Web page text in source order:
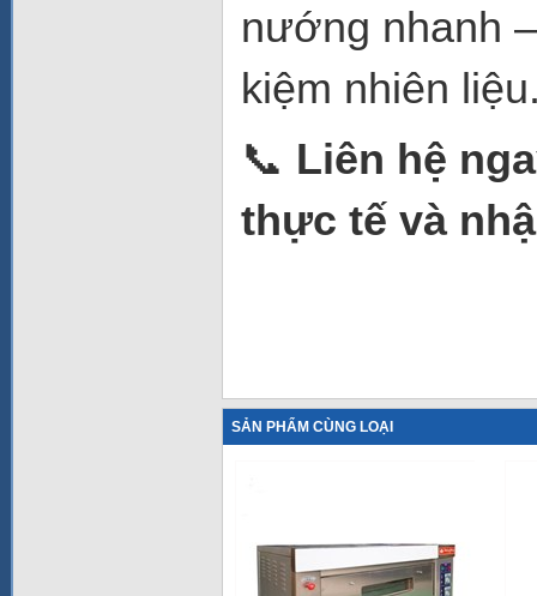
nướng nhanh
kiệm nhiên
📞 Liên hệ
thực tế và
SẢN PHẨM CÙNG LOẠI